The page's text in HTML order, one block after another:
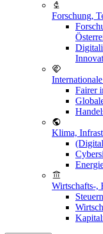
Forschung,
Fairer
Klima,
Wirtschafts-,